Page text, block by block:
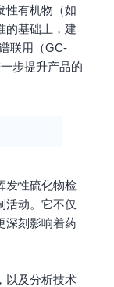
性有机物（如
的基础上，建
联用（GC-
步提升产品的
发性硫化物检
活动。它不仅
深刻影响着药
以及分析技术